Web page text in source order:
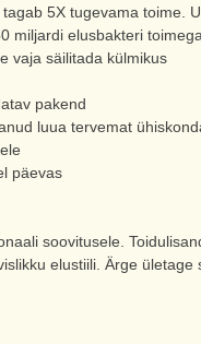
5X tugevama toime.
miljardi elusbakteri
vaja säilitada külmikus
pakend
luua tervemat
päevas
soovitusele.
elustiili. Ärge ületage